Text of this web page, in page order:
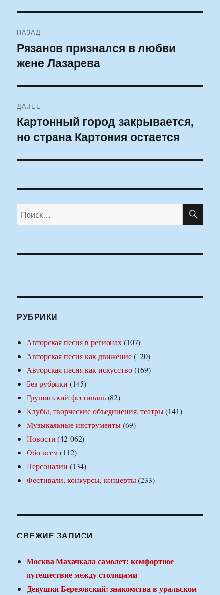
по
записям
НАЗАД
Предыдущая
запись:
Рязанов признался в любви
жене Лазарева
ДАЛЕЕ
Следующая
запись:
Картонный город закрывается,
но страна Картония остается
Искать:
РУБРИКИ
Авторская песня в регионах(107)
Авторская песня как движение(120)
Авторская песня как искусство(169)
Без рубрики (145)
Грушинский фестиваль(82)
Клубы, творческие объединения, театры(141)
Музыкальные инструменты(69)
Новости (42 062)
Обо всем(112)
Персоналии (134)
Фестивали, конкурсы, концерты(233)
СВЕЖИЕ ЗАПИСИ
Москва Махачкала самолет: комфортное
путешествие между столицами
Девушки Березовский: знакомства в уральском